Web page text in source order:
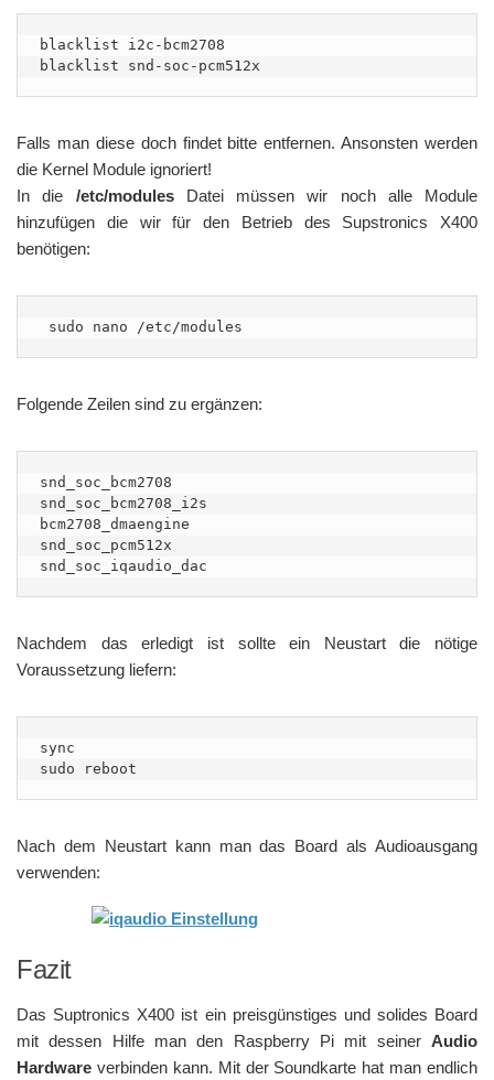
blacklist i2c-bcm2708
blacklist snd-soc-pcm512x
Falls man diese doch findet bitte entfernen. Ansonsten werden
die Kernel Module ignoriert!
In die /etc/modulesDatei müssen wir noch alle Module
hinzufügen die wir für den Betrieb des Supstronics X400
benötigen:
sudo nano /etc/modules
Folgende Zeilen sind zu ergänzen:
snd_soc_bcm2708
snd_soc_bcm2708_i2s
bcm2708_dmaengine
snd_soc_pcm512x
snd_soc_iqaudio_dac
Nachdem das erledigt ist sollte ein Neustart die nötige
Voraussetzung liefern:
sync
sudo reboot
Nach dem Neustart kann man das Board als Audioausgang
verwenden:
Fazit
Das Suptronics X400 ist ein preisgünstiges und solides Board
mit dessen Hilfe man den Raspberry Pi mit seiner Audio
Hardware verbinden kann. Mit der Soundkarte hat man endlich